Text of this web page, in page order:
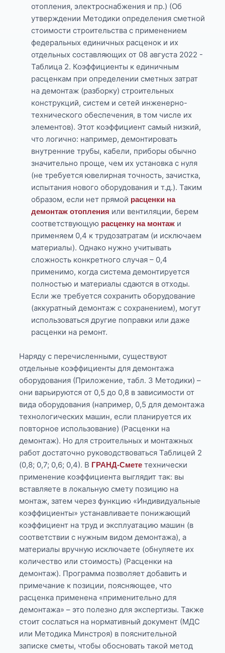
отопления, электроснабжения и пр.) (Об
утверждении Методики определения сметной
стоимости строительства с применением
федеральных единичных расценок и их
отдельных составляющих от 08 августа 2022 -
Таблица 2. Коэффициенты к единичным
расценкам при определении сметных затрат
на демонтаж (разборку) строительных
конструкций, систем и сетей инженерно-
технического обеспечения, в том числе их
элементов). Этот коэффициент самый низкий,
что логично: например, демонтировать
внутренние трубы, кабели, приборы обычно
значительно проще, чем их установка с нуля
(не требуется ювелирная точность, зачистка,
испытания нового оборудования и т.д.). Таким
образом, если нет прямой расценки на
демонтаж отопления или вентиляции, берем
соответствующую расценку на монтаж и
применяем 0,4 к трудозатратам (и исключаем
материалы). Однако нужно учитывать
сложность конкретного случая – 0,4
применимо, когда система демонтируется
полностью и материалы сдаются в отходы.
Если же требуется сохранить оборудование
(аккуратный демонтаж с сохранением), могут
использоваться другие поправки или даже
расценки на ремонт.
Наряду с перечисленными, существуют
отдельные коэффициенты для демонтажа
оборудования (Приложение, табл. 3 Методики) –
они варьируются от 0,5 до 0,8 в зависимости от
вида оборудования (например, 0,5 для демонтажа
технологических машин, если планируется их
повторное использование) (Расценки на
демонтаж). Но для строительных и монтажных
работ достаточно руководствоваться Таблицей 2
(0,8; 0,7; 0,6; 0,4). В ГРАНД-Смете технически
применение коэффициента выглядит так: вы
вставляете в локальную смету позицию на
монтаж, затем через функцию «Индивидуальные
коэффициенты» устанавливаете понижающий
коэффициент на труд и эксплуатацию машин (в
соответствии с нужным видом демонтажа), а
материалы вручную исключаете (обнуляете их
количество или стоимость) (Расценки на
демонтаж). Программа позволяет добавить и
примечание к позиции, поясняющее, что
расценка применена «применительно для
демонтажа» – это полезно для экспертизы. Также
стоит сослаться на нормативный документ (МДС
или Методика Минстроя) в пояснительной
записке сметы, чтобы обосновать такой метод